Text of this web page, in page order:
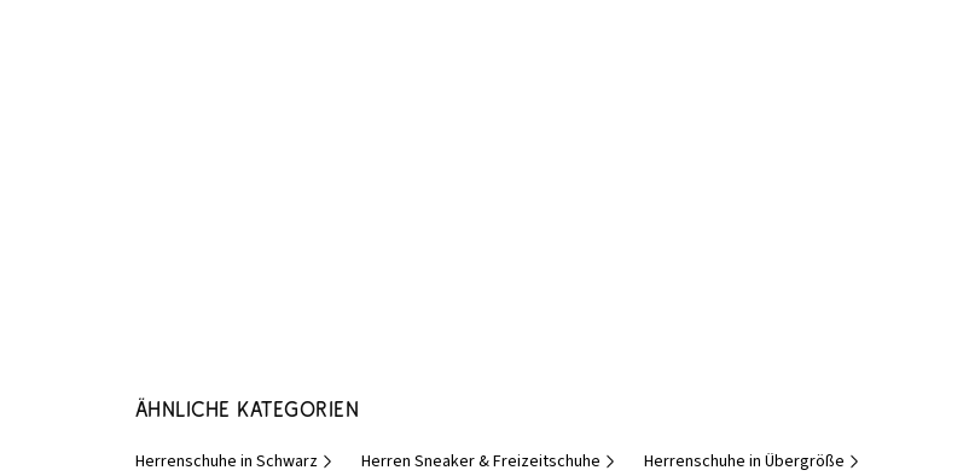
Ähnliche Kategorien
Herrenschuhe in Schwarz Herren Sneaker & Freizeitschuhe Herrenschuhe in Übergröße